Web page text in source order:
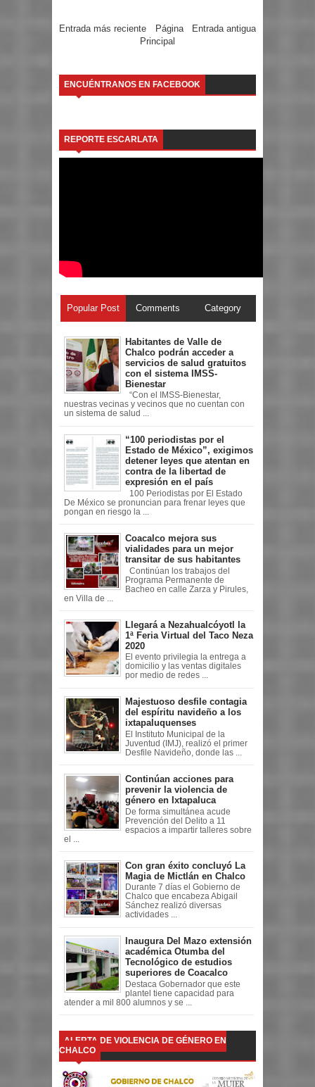
Entrada más reciente Entrada antigua
Página
Principal
ENCUÉNTRANOS EN FACEBOOK
REPORTE ESCARLATA
Popular Post Comments Category
Habitantes de Valle de
Chalco podrán acceder a
servicios de salud gratuitos
con el sistema IMSS-
Bienestar
“Con el IMSS-Bienestar,
nuestras vecinas y vecinos que no cuentan con
un sistema de salud ...
“100 periodistas por el
Estado de México”, exigimos
detener leyes que atentan en
contra de la libertad de
expresión en el país
100 Periodistas por El Estado
De México se pronuncian para frenar leyes que
pongan en riesgo la ...
Coacalco mejora sus
vialidades para un mejor
transitar de sus habitantes
Continúan los trabajos del
Programa Permanente de
Bacheo en calle Zarza y Pirules,
en Villa de ...
Llegará a Nezahualcóyotl la
1ª Feria Virtual del Taco Neza
2020
El evento privilegia la entrega a
domicilio y las ventas digitales
por medio de redes ...
Majestuoso desfile contagia
del espíritu navideño a los
ixtapaluquenses
El Instituto Municipal de la
Juventud (IMJ), realizó el primer
Desfile Navideño, donde las ...
Continúan acciones para
prevenir la violencia de
género en Ixtapaluca
De forma simultánea acude
Prevención del Delito a 11
espacios a impartir talleres sobre
el ...
Con gran éxito concluyó La
Magia de Mictlán en Chalco
Durante 7 días el Gobierno de
Chalco que encabeza Abigail
Sánchez realizó diversas
actividades ...
Inaugura Del Mazo extensión
académica Otumba del
Tecnológico de estudios
superiores de Coacalco
Destaca Gobernador que este
plantel tiene capacidad para
atender a mil 800 alumnos y se ...
ALERTA DE VIOLENCIA DE GÉNERO EN
CHALCO